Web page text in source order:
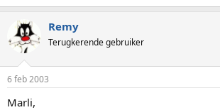
Remy
Terugkerende gebruiker
6 feb 2003
Marli,